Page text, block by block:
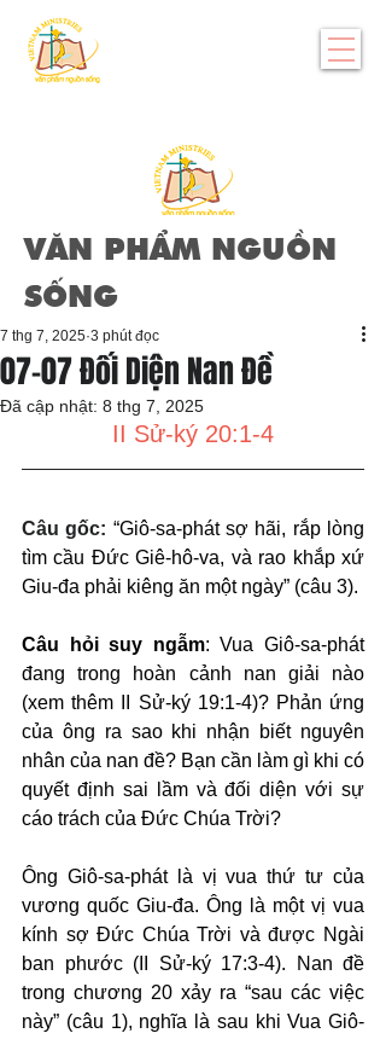
VĂN PHẨM NGUỒN
SỐNG
07-07 Đối Diện Nan Đề
7 thg 7, 2025 3 phút đọc
Đã cập nhật: 8 thg 7, 2025
II Sử-ký 20:1-4
Câu gốc: “Giô-sa-phát sợ hãi, rắp lòng
tìm cầu Đức Giê-hô-va, và rao khắp xứ
Giu-đa phải kiêng ăn một ngày” (câu 3).
Câu hỏi suy ngẫm: Vua Giô-sa-phát
đang trong hoàn cảnh nan giải nào
(xem thêm II Sử-ký 19:1-4)? Phản ứng
của ông ra sao khi nhận biết nguyên
nhân của nan đề? Bạn cần làm gì khi có
quyết định sai lầm và đối diện với sự
cáo trách của Đức Chúa Trời?
Ông Giô-sa-phát là vị vua thứ tư của
vương quốc Giu-đa. Ông là một vị vua
kính sợ Đức Chúa Trời và được Ngài
ban phước (II Sử-ký 17:3-4). Nan đề
trong chương 20 xảy ra “sau các việc
này” (câu 1), nghĩa là sau khi Vua Giô-